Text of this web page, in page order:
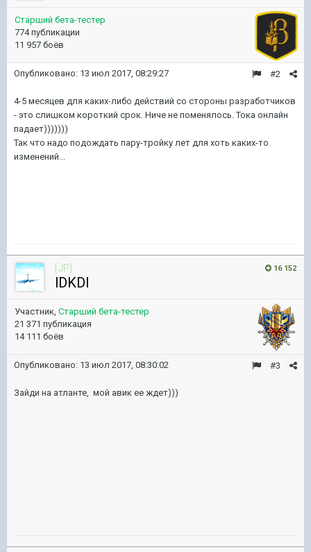
Старший бета-тестер
774 публикации
11 957 боёв
#2
Опубликовано: 13 июл 2017, 08:29:27
4-5 месяцев для каких-либо действий со стороны разработчиков
- это слишком короткий срок. Ниче не поменялось. Тока онлайн
падает)))))))
Так что надо подождать пару-тройку лет для хоть каких-то
изменений...
16 152
[JP]
lDKDl
Участник, Старший бета-тестер
21 371 публикация
14 111 боёв
#3
Опубликовано: 13 июл 2017, 08:30:02
Зайди на атланте, мой авик ее ждет)))